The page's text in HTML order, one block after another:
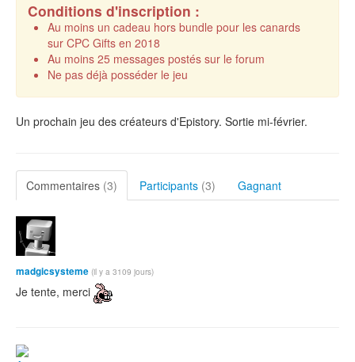
Conditions d'inscription :
Au moins un cadeau hors bundle pour les canards
sur CPC Gifts en 2018
Au moins 25 messages postés sur le forum
Ne pas déjà posséder le jeu
Un prochain jeu des créateurs d'Epistory. Sortie mi-février.
Commentaires (3) Participants (3) Gagnant
madgicsysteme (il y a 3109 jours)
Je tente, merci